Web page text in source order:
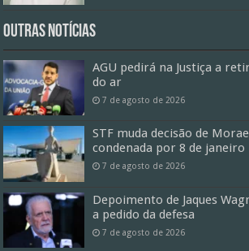
Outras Notícias
AGU pedirá na Justiça a
do ar
7 de agosto de 2026
STF muda decisão de
condenada por 8 de janeiro
7 de agosto de 2026
Depoimento de Jaques
a pedido da defesa
7 de agosto de 2026